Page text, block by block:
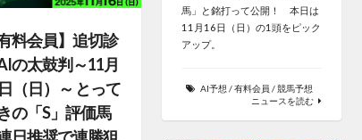
馬」と銘打って公開！ 本日は
11月16日（日）の1頭をピック
アップ。
AI予想 /有料会員 /競馬予想
ニュースを読む
有料会員】追切診
の太鼓判～11月
（日）～ とって
の「S」評価馬